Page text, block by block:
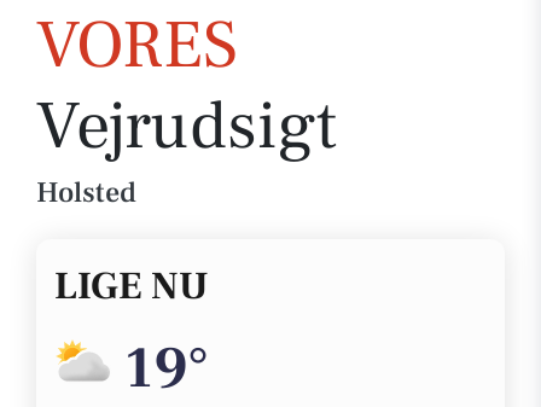
VORES
Vejrudsigt
Holsted
LIGE NU
19°